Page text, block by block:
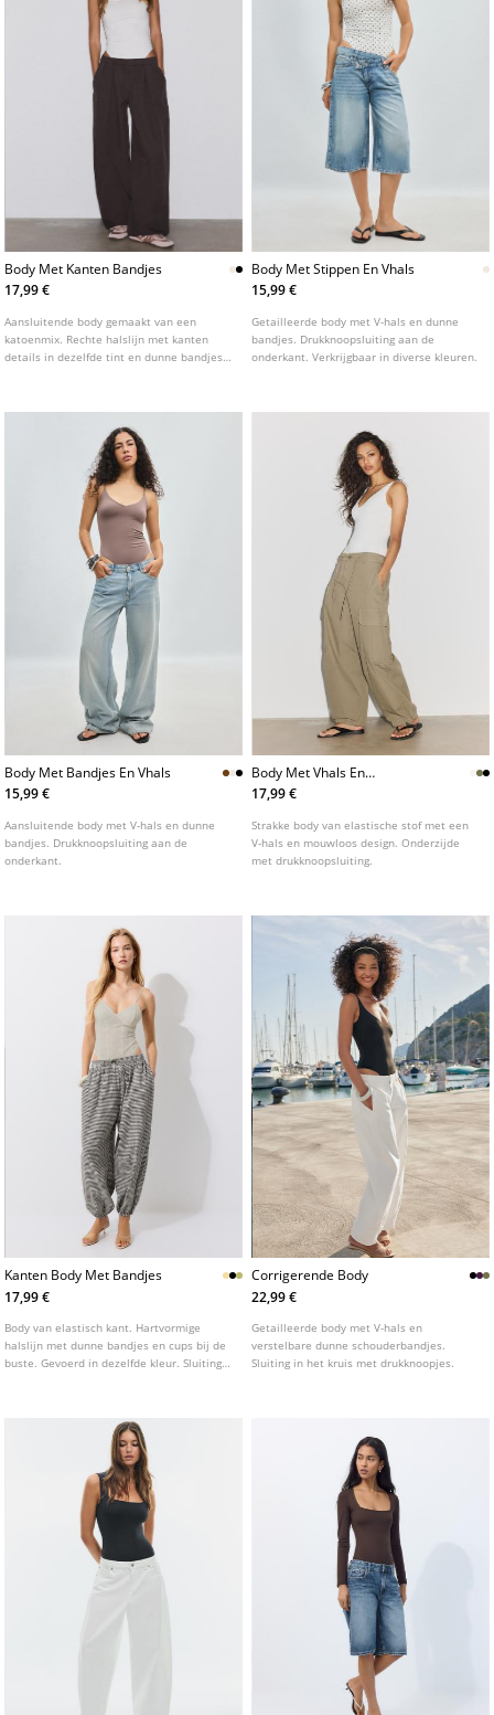
Body Met Kanten Bandjes
17,99 €
Aansluitende body gemaakt van een
katoenmix. Rechte halslijn met kanten
details in dezelfde tint en dunne bandjes.
Body Met Stippen En Vhals
15,99 €
Getailleerde body met V-hals en dunne
bandjes. Drukknoopsluiting aan de
onderkant. Verkrijgbaar in diverse kleuren.
Body Met Bandjes En Vhals
15,99 €
Aansluitende body met V-hals en dunne
bandjes. Drukknoopsluiting aan de
onderkant.
Body Met Vhals En
Spaghettibandjes
17,99 €
Strakke body van elastische stof met een
V-hals en mouwloos design. Onderzijde
met drukknoopsluiting.
Kanten Body Met Bandjes
17,99 €
Body van elastisch kant. Hartvormige
halslijn met dunne bandjes en cups bij de
buste. Gevoerd in dezelfde kleur. Sluiting
Corrigerende Body
22,99 €
Getailleerde body met V-hals en
verstelbare dunne schouderbandjes.
Sluiting in het kruis met drukknoopjes.